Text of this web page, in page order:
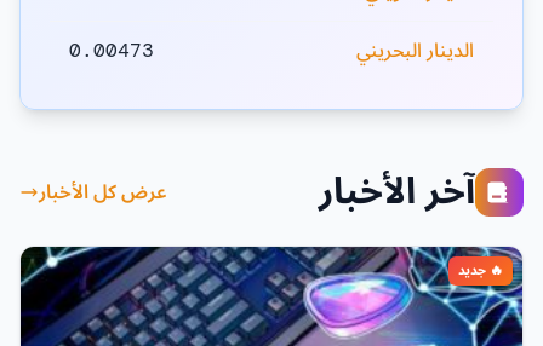
الدينار البحريني 0.00473
آخر الأخبار عرض كل الأخبار